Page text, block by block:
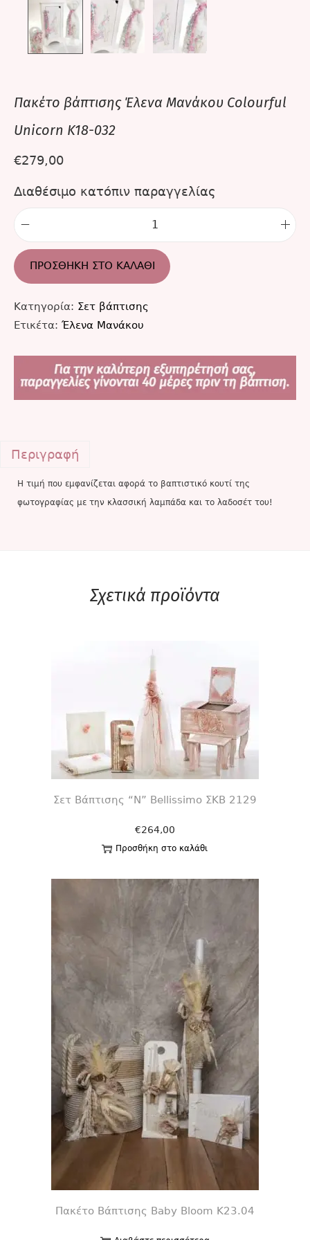
Πακέτο βάπτισης Έλενα Μανάκου Colourful
Unicorn K18-032
€279,00
Διαθέσιμο κατόπιν παραγγελίας
ΠΡΟΣΘΉΚΗ ΣΤΟ ΚΑΛΆΘΙ
Κατηγορία: Σετ βάπτισης
Ετικέτα: Έλενα Μανάκου
Περιγραφή
Η τιμή που εμφανίζεται αφορά το βαπτιστικό κουτί της
φωτογραφίας με την κλασσική λαμπάδα και το λαδοσέτ του!
Σχετικά προϊόντα
Σετ Βάπτισης “Ν” Bellissimo ΣΚΒ 2129
€264,00
Προσθήκη στο καλάθι
Πακέτο Βάπτισης Baby Bloom K23.04